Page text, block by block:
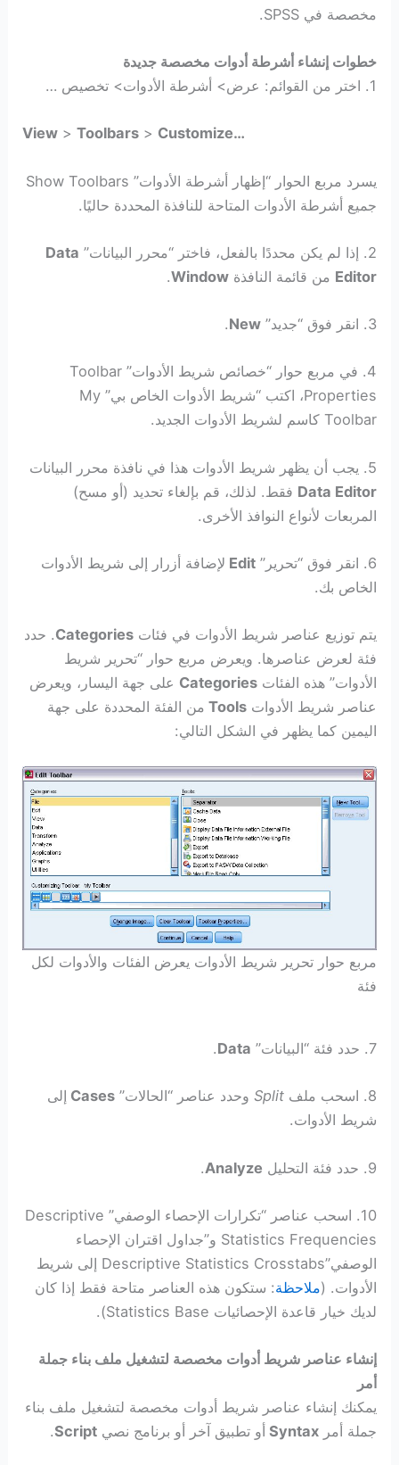
مخصصة في SPSS.
خطوات إنشاء أشرطة أدوات مخصصة جديدة
1. اختر من القوائم: عرض> أشرطة الأدوات> تخصيص …
View >Toolbars > Customize…
يسرد مربع الحوار “إظهار أشرطة الأدوات” Show Toolbars
جميع أشرطة الأدوات المتاحة للنافذة المحددة حاليًا.
2. إذا لم يكن محددًا بالفعل، فاختر “محرر البيانات”
Data
Editor من قائمة النافذةWindow
.
3. انقر فوق “جديد” New
.
4. في مربع حوار “خصائص شريط الأدوات” Toolbar
Properties، اكتب “شريط الأدوات الخاص بي” My
Toolbar كاسم لشريط الأدوات الجديد.
5. يجب أن يظهر شريط الأدوات هذا في نافذة محرر البيانات
Data Editor فقط. لذلك، قم بإلغاء تحديد (أو مسح)
المربعات لأنواع النوافذ الأخرى.
6. انقر فوق “تحرير” Edit لإضافة أزرار إلى شريط الأدوات
الخاص بك.
يتم توزيع عناصر شريط الأدوات في فئاتCategories. حدد
فئة لعرض عناصرها. ويعرض مربع حوار “تحرير شريط
الأدوات” هذه الفئاتCategories على جهة اليسار، ويعرض
عناصر شريط الأدواتTools من الفئة المحددة على جهة
اليمين كما يظهر في الشكل التالي:
مربع حوار تحرير شريط الأدوات يعرض الفئات والأدوات لكل
فئة
7. حدد فئة “البيانات” Data
.
8. اسحب ملف Split وحدد عناصر “الحالات”Cases إلى
شريط الأدوات.
9. حدد فئة التحليل Analyze
.
10. اسحب عناصر “تكرارات الإحصاء الوصفي” Descriptive
Statistics Frequencies و”جداول اقتران الإحصاء
الوصفي”Descriptive Statistics Crosstabs إلى شريط
الأدوات. (ملاحظة: ستكون هذه العناصر متاحة فقط إذا كان
لديك خيار قاعدة الإحصائيات Statistics Base).
إنشاء عناصر شريط أدوات مخصصة لتشغيل ملف بناء جملة
أمر
يمكنك إنشاء عناصر شريط أدوات مخصصة لتشغيل ملف بناء
جملة أمرSyntax أو تطبيق آخر أو برنامج نصيScript
.